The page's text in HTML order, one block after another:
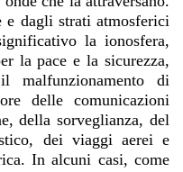
e dagli strati atmosferici
la ionosfera,
la pace e la sicurezza,
malfunzionamento di
delle comunicazioni
della sorveglianza, del
dei viaggi aerei e
In alcuni casi, come